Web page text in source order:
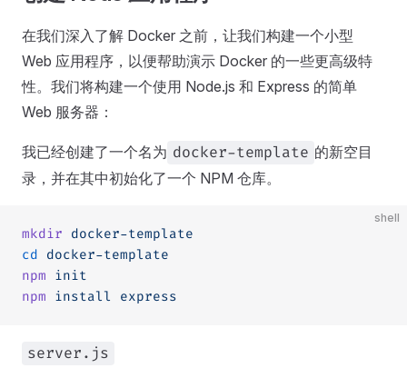
在我们深入了解 Docker 之前，让我们构建一个小型
Web 应用程序，以便帮助演示 Docker 的一些更高级特
性。我们将构建一个使用 Node.js 和 Express 的简单
Web 服务器：
我已经创建了一个名为 docker-template 的新空目
录，并在其中初始化了一个 NPM 仓库。
shell
mkdir docker-template
cd
docker-template
npm init
npm install express
server.js